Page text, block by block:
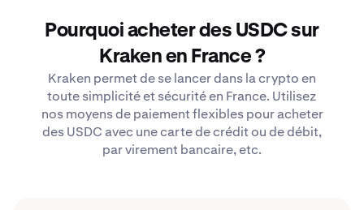
Pourquoi acheter des USDC sur
Kraken en France ?
Kraken permet de se lancer dans la crypto en
toute simplicité et sécurité en France. Utilisez
nos moyens de paiement flexibles pour acheter
des USDC avec une carte de crédit ou de débit,
par virement bancaire, etc.